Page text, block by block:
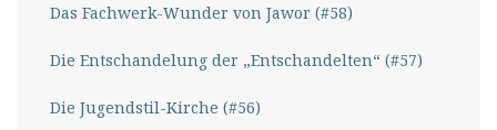
Das Fachwerk-Wunder von Jawor (#58)
Die Entschandelung der „Entschandelten“ (#57)
Die Jugendstil-Kirche (#56)